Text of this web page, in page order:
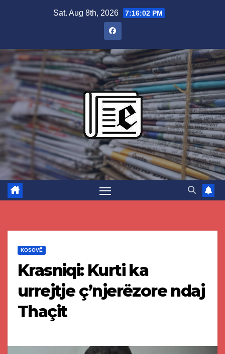
Sat. Aug 8th, 2026 7:16:02 PM
KOSOVË
Krasniqi: Kurti ka
urrejtje ç’njerëzore ndaj
Thaçit